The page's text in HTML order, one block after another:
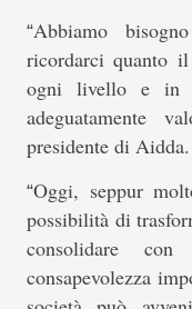
“Abbiamo
ricordarci quanto
ogni livello e in
adeguatamente
presidente di Aidda.
“Oggi, seppur
possibilità di
consolidare
consapevolezza